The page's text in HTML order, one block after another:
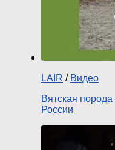
LAIR / Видео
Вятская
России